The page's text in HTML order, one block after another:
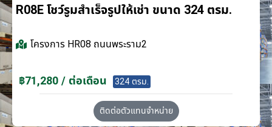
R08E โชว์รูมสำเร็จรูปให้เช่า ขนาด 324 ตรม.
โครงการ HR08 ถนนพระราม2
฿71,280 / ต่อเดือน 324 ตรม.
ติดต่อตัวแทนจำหน่าย